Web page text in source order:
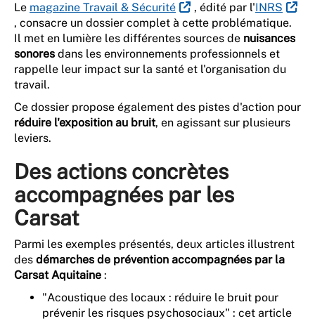
Le magazine Travail & Sécurité , édité par l'INRS
, consacre un dossier complet à cette problématique.
Il met en lumière les différentes sources de nuisances
sonores dans les environnements professionnels et
rappelle leur impact sur la santé et l'organisation du
travail.
Ce dossier propose également des pistes d'action pour
réduire l'exposition au bruit, en agissant sur plusieurs
leviers.
Des actions concrètes
accompagnées par les
Carsat
Parmi les exemples présentés, deux articles illustrent
des démarches de prévention accompagnées par la
Carsat Aquitaine :
"Acoustique des locaux : réduire le bruit pour
prévenir les risques psychosociaux" : cet article